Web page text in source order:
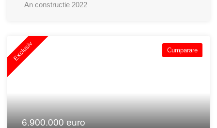
An constructie 2022
Exclusiv Cumparare
6.900.000 euro